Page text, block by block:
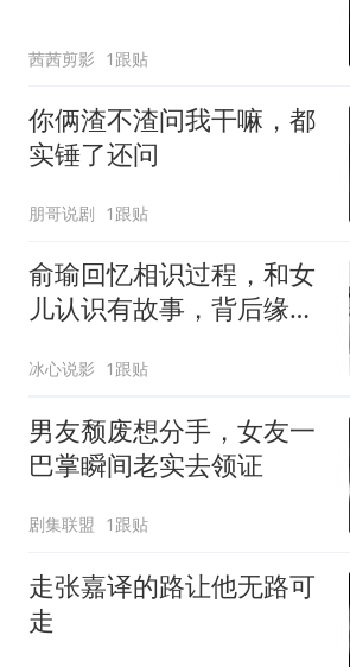
茜茜剪影 1跟贴
你俩渣不渣问我干嘛，都
实锤了还问
朋哥说剧 1跟贴
俞瑜回忆相识过程，和女
儿认识有故事，背后缘由
冰心说影 1跟贴
男友颓废想分手，女友一
巴掌瞬间老实去领证
剧集联盟 1跟贴
走张嘉译的路让他无路可
走